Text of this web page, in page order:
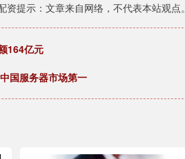
资提示：文章来自网络，不代表本站观点。
164亿元
国服务器市场第一